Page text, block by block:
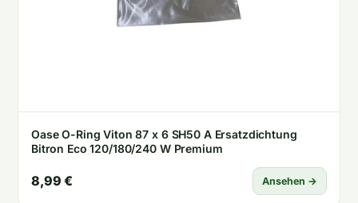
Oase O-Ring Viton 87 x 6 SH50 A Ersatzdichtung
Bitron Eco 120/180/240 W Premium
8,99 € Ansehen →